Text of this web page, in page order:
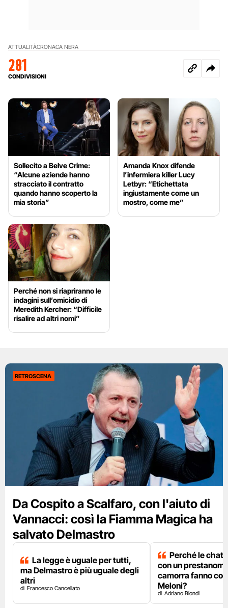
ATTUALITÀCRONACA NERA
281
CONDIVISIONI
Sollecito a Belve Crime:
“Alcune aziende hanno
stracciato il contratto
quando hanno scoperto la
mia storia”
Amanda Knox difende
l’infermiera killer Lucy
Letbyr: “Etichettata
ingiustamente come un
mostro, come me”
Perché non si riapriranno le
indagini sull’omicidio di
Meredith Kercher: “Difficile
risalire ad altri nomi”
RETROSCENA
Da Cospito a Scalfaro, con l'aiuto di
Vannacci: così la Fiamma Magica ha
salvato Delmastro
La legge è uguale per tutti,
ma Delmastro è più uguale degli
altri
Francesco Cancellato
Perché le chat
con un
camorra fanno
Meloni?
Adriano Biondi